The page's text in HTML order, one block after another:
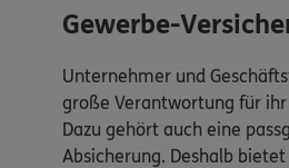
Gewerbe-
Unternehmer und
große Verantwortung für
Dazu gehört auch eine
Absicherung. Deshalb bietet